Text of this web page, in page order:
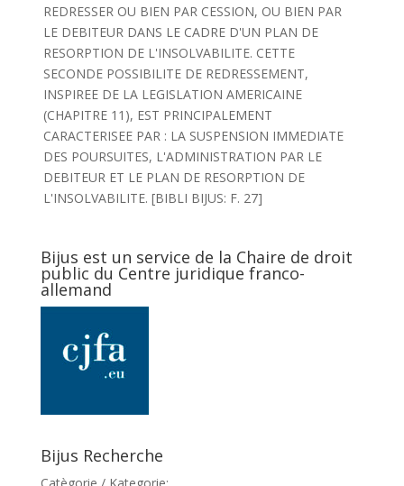
REDRESSER OU BIEN PAR CESSION, OU BIEN PAR
LE DEBITEUR DANS LE CADRE D'UN PLAN DE
RESORPTION DE L'INSOLVABILITE. CETTE
SECONDE POSSIBILITE DE REDRESSEMENT,
INSPIREE DE LA LEGISLATION AMERICAINE
(CHAPITRE 11), EST PRINCIPALEMENT
CARACTERISEE PAR : LA SUSPENSION IMMEDIATE
DES POURSUITES, L'ADMINISTRATION PAR LE
DEBITEUR ET LE PLAN DE RESORPTION DE
L'INSOLVABILITE. [BIBLI BIJUS: F. 27]
Bijus est un service de la Chaire de droit
public du Centre juridique franco-
allemand
Bijus Recherche